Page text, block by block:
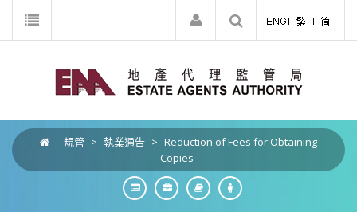
規管 > 執業通告 > Reduction of Fees for Obtaining
Copies